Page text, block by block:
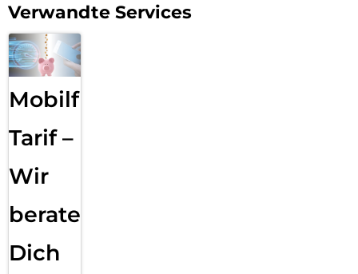
Verwandte Services
Mobilfunk
Tarif –
Wir
beraten
Dich